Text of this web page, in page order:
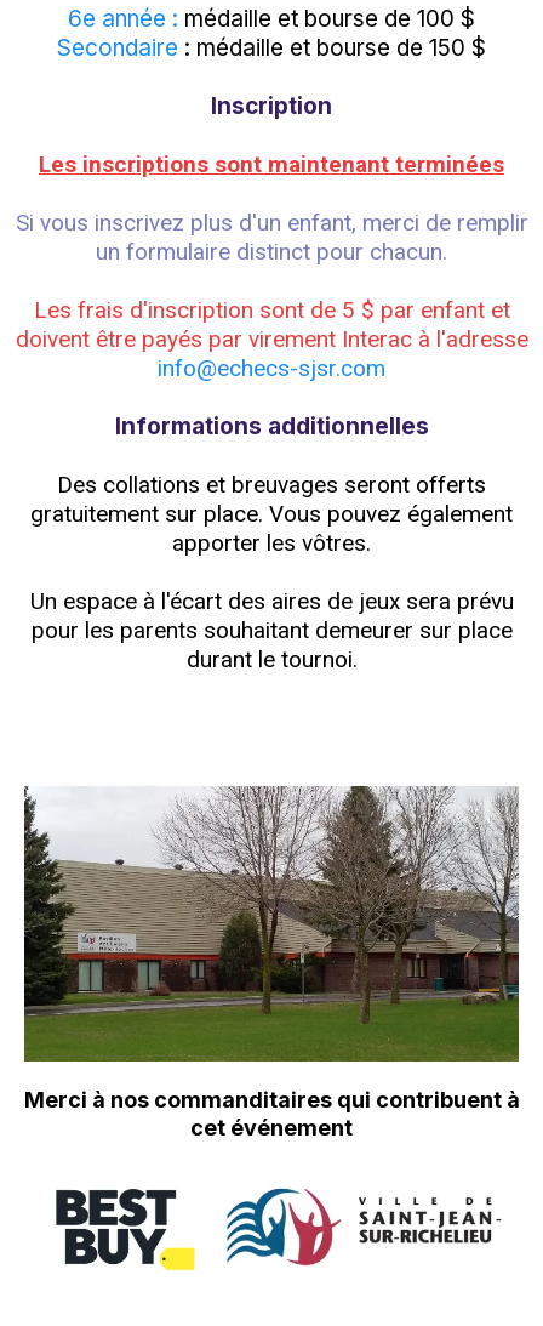
6e année : médaille et bourse de 100 $
Secondaire : médaille et bourse de 150 $
Inscription
Les inscriptions sont maintenant terminées
Si vous inscrivez plus d'un enfant, merci de remplir
un formulaire distinct pour chacun.
Les frais d'inscription sont de 5 $ par enfant et
doivent être payés par virement Interac à l'adresse
info@echecs-sjsr.com
Informations additionnelles
Des collations et breuvages seront offerts
gratuitement sur place. Vous pouvez également
apporter les vôtres.
Un espace à l'écart des aires de jeux sera prévu
pour les parents souhaitant demeurer sur place
durant le tournoi.
Merci à nos commanditaires qui contribuent à
cet événement